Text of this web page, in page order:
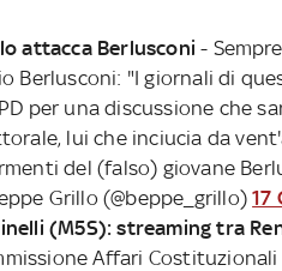
attacca Berlusconi -
Berlusconi: "I giornali di
per una discussione che
lui che inciucia da
del (falso) giovane
Grillo (@beppe_grillo)17
(M5S): streaming tra
Affari